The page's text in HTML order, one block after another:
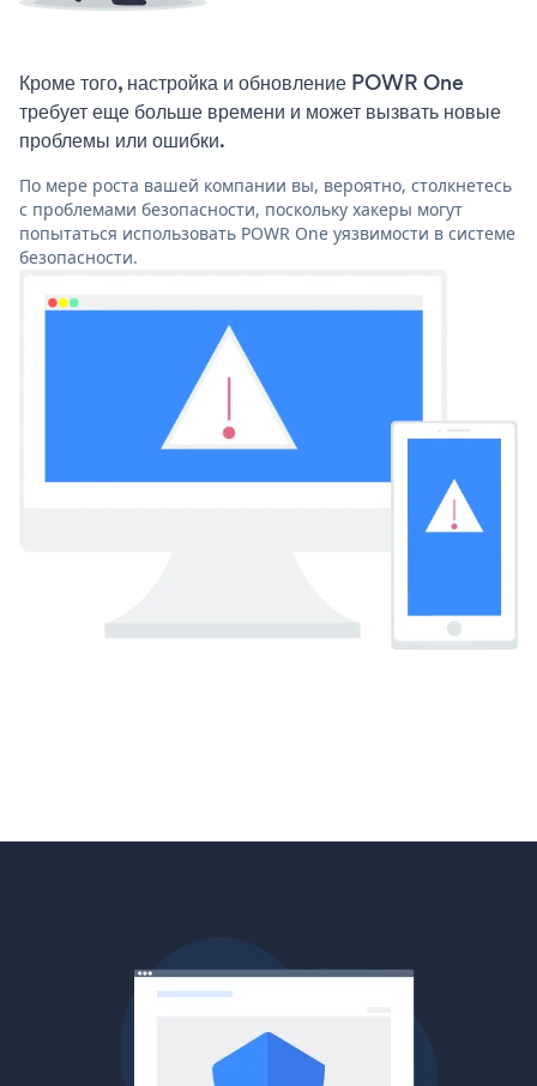
Кроме того, настройка и обновление POWR One
требует еще больше времени и может вызвать новые
проблемы или ошибки.
По мере роста вашей компании вы, вероятно, столкнетесь
с проблемами безопасности, поскольку хакеры могут
попытаться использовать POWR One уязвимости в системе
безопасности.